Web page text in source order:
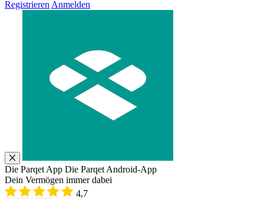
Registrieren Anmelden
Die Parqet App Die Parqet Android-App
Dein Vermögen immer dabei
4,7